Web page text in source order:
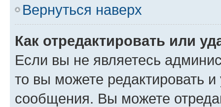
Вернуться наверх
Как отредактировать или
Если вы не являетесь
то вы можете редактировать
сообщения. Вы можете